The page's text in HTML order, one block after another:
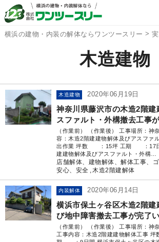
横浜の建物・内装の解体ならワンツースリー >
木造建物
木造建物 2020年06月19日
神奈川県藤沢市の木造2階建
スファルト・外構撤去工事
（作業前） （作業後） 工事場所：神
容：木造2階建建物解体及びアスファ
出作業 坪数 ：15坪 工期 ：17日
建建物解体及びアスファルト・外構…
店舗解体、建物解体、解体工事、
安心、安全 木造2階建解体
内装解体 2020年06月14日
横浜市保土ヶ谷区木造2階建
び地中障害撤去工事が完了
（作業前） （作業後） 工事場所：神
工事内容：木造2階建建物解体工事